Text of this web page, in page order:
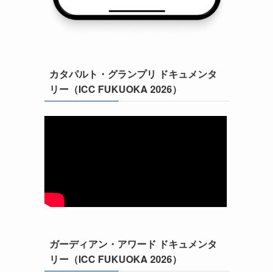
カタパルト・グランプリ ドキュメンタ
リー（ICC FUKUOKA 2026）
ガーディアン・アワード ドキュメンタ
リー（ICC FUKUOKA 2026）